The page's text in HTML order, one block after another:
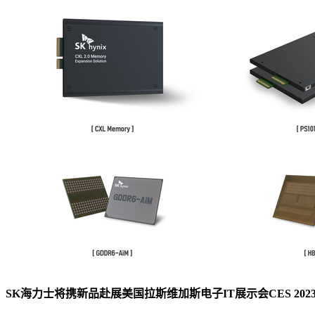
SK海力士将携新品赴展美国拉斯维加斯电子IT展示会CES